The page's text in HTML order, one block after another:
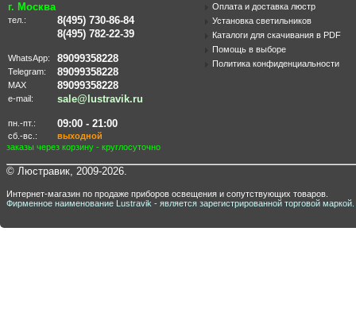
г. Москва
тел.:
8(495) 730-86-84
8(495) 782-22-39
WhatsApp: 89099358228
Telegram: 89099358228
MAX 89099358228
e-mail: sale@lustravik.ru
пн.-пт.: 09:00 - 21:00
сб.-вс.:
выходной
заказы через корзину - круглосуточно
Оплата и доставка люстр
Установка светильников
Каталоги для скачивания в PDF
Помощь в выборе
Политика конфиденциальности
© Люстравик, 2009-2026.
Интернет-магазин по продаже приборов освещения и сопутствующих товаров.
Фирменное наименование Lustravik - является зарегистрированной торговой